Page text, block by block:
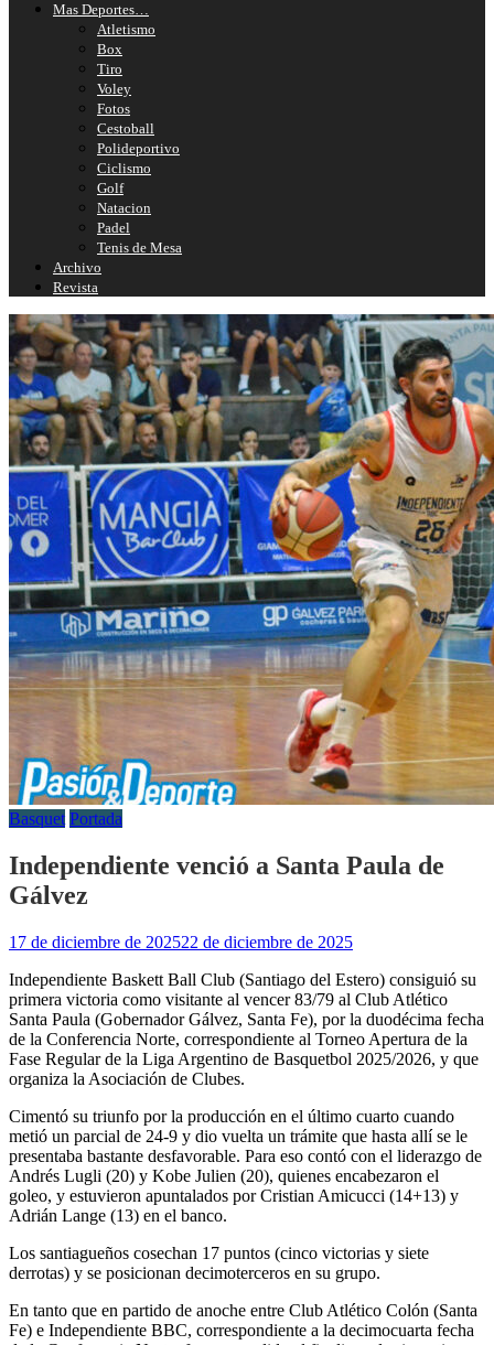
Mas Deportes…
Atletismo
Box
Tiro
Voley
Fotos
Cestoball
Polideportivo
Ciclismo
Golf
Natacion
Padel
Tenis de Mesa
Archivo
Revista
Basquet Portada
Independiente venció a Santa Paula de
Gálvez
17 de diciembre de 202522 de diciembre de 2025
Independiente Baskett Ball Club (Santiago del Estero) consiguió su
primera victoria como visitante al vencer 83/79 al Club Atlético
Santa Paula (Gobernador Gálvez, Santa Fe), por la duodécima fecha
de la Conferencia Norte, correspondiente al Torneo Apertura de la
Fase Regular de la Liga Argentino de Basquetbol 2025/2026, y que
organiza la Asociación de Clubes.
Cimentó su triunfo por la producción en el último cuarto cuando
metió un parcial de 24-9 y dio vuelta un trámite que hasta allí se le
presentaba bastante desfavorable. Para eso contó con el liderazgo de
Andrés Lugli (20) y Kobe Julien (20), quienes encabezaron el
goleo, y estuvieron apuntalados por Cristian Amicucci (14+13) y
Adrián Lange (13) en el banco.
Los santiagueños cosechan 17 puntos (cinco victorias y siete
derrotas) y se posicionan decimoterceros en su grupo.
En tanto que en partido de anoche entre Club Atlético Colón (Santa
Fe) e Independiente BBC, correspondiente a la decimocuarta fecha